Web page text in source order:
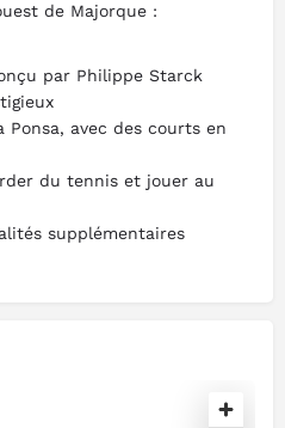
de Majorque :
par Philippe Starck
avec des courts en
du tennis et jouer au
supplémentaires